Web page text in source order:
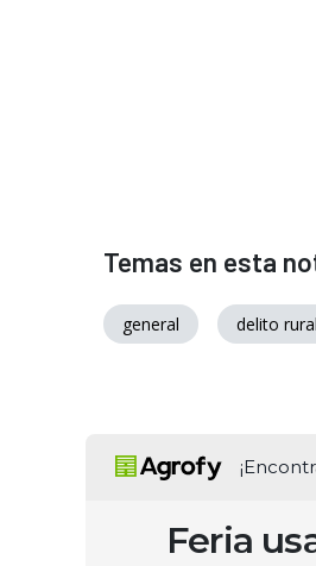
Temas en esta
general delito rural
Feria